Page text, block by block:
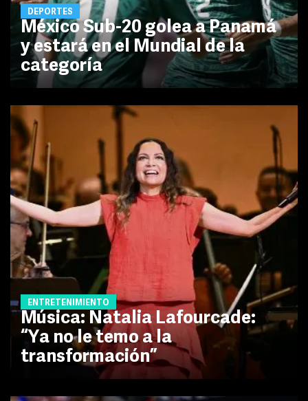
DEPORTES
México Sub-20 golea a Panamá
y estará en el Mundial de la
categoría
ENTRETENIMIENTO
Música: Natalia Lafourcade:
“Ya no le temo a la
transformación”